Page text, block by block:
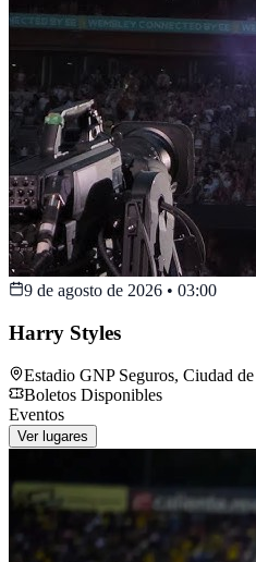
9 de agosto de 2026 • 03:00
Harry Styles
Estadio GNP Seguros, Ciudad
Boletos Disponibles
Eventos
Ver lugares